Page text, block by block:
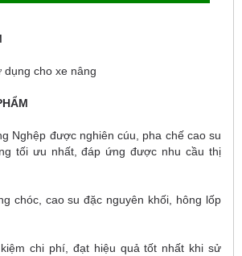
dụng cho xe nâng
Nghệp được nghiên cúu, pha chế cao su
tối ưu nhất, đáp ứng được nhu cầu thị
chóc, cao su đặc nguyên khối, hông lốp
chi phí, đạt hiệu quả tốt nhất khi sử